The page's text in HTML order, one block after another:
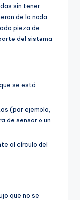
sin tener
de la nada.
pieza de
del sistema
se está
(por ejemplo,
de sensor o un
al círculo del
que no se